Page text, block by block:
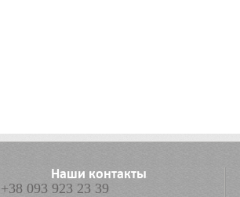
Наши контакты
+38 093 923 23 39